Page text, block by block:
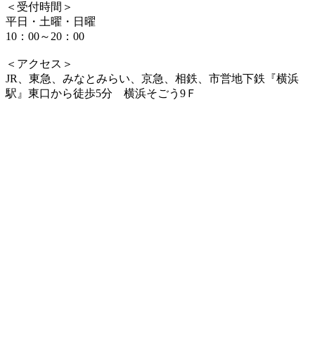
＜受付時間＞
平日・土曜・日曜
10：00～20：00
＜アクセス＞
JR、東急、みなとみらい、京急、相鉄、市営地下鉄『横浜
駅』東口から徒歩5分 横浜そごう9Ｆ